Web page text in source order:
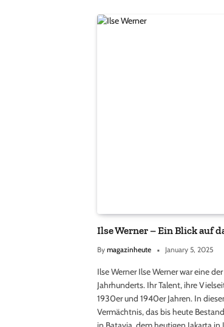
Ilse Werner – Ein Blick auf
By magazinheute January 5, 2025
Ilse Werner Ilse Werner war eine
Jahrhunderts. Ihr Talent, ihre
1930er und 1940er Jahren. In
Vermächtnis, das bis heute